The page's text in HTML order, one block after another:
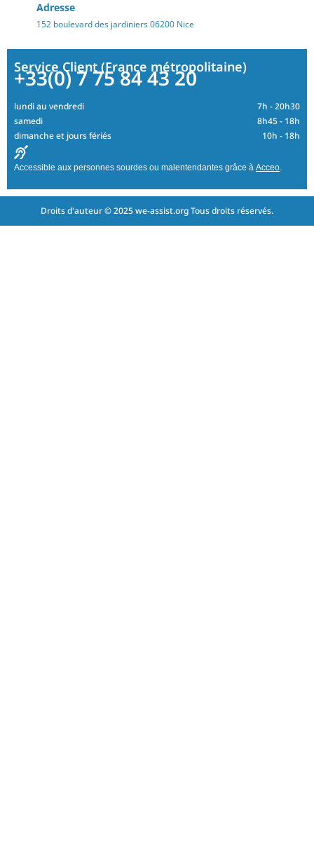
Adresse
152 boulevard des jardiniers 06200 Nice
Service Client (France métropolitaine)
+33(0) 7 75 84 43 20
lundi au vendredi
7h - 20h30
samedi
8h45 - 18h
dimanche et jours fériés
10h - 18h
Accessible aux personnes sourdes ou malentendantes grâce à Acceo.
Droits d'auteur © 2025 we-assist.org Tous droits réservés.